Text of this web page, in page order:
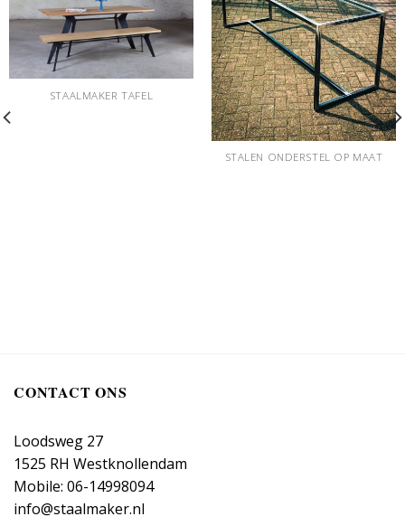
STAALMAKER TAFEL
STALEN ONDERSTEL OP MAAT
CONTACT ONS
Loodsweg 27
1525 RH Westknollendam
Mobile: 06-14998094
info@staalmaker.nl